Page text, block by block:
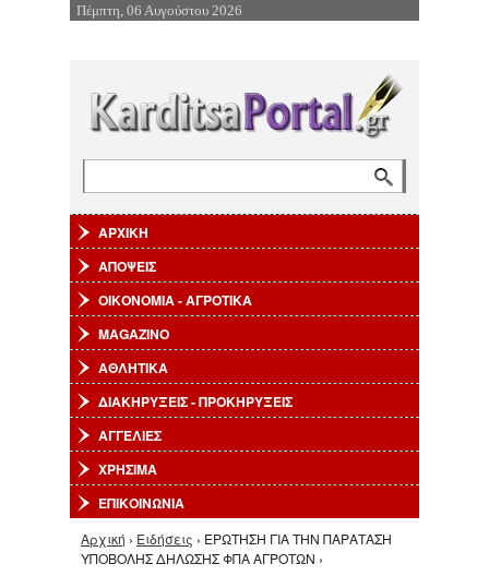
Επιστροφή στην Πλοήγηση
Πέμπτη, 06 Αυγούστου 2026
ΑΡΧΙΚΗ
ΑΠΟΨΕΙΣ
ΟΙΚΟΝΟΜΙΑ - ΑΓΡΟΤΙΚΑ
MAGAZINO
ΑΘΛΗΤΙΚΑ
ΔΙΑΚΗΡΥΞΕΙΣ - ΠΡΟΚΗΡΥΞΕΙΣ
ΑΓΓΕΛΙΕΣ
ΧΡΗΣΙΜΑ
ΕΠΙΚΟΙΝΩΝΙΑ
Είστε εδώ
Αρχική › Ειδήσεις › ΕΡΩΤΗΣΗ ΓΙΑ ΤΗΝ ΠΑΡΑΤΑΣΗ
ΥΠΟΒΟΛΗΣ ΔΗΛΩΣΗΣ ΦΠΑ ΑΓΡΟΤΩΝ ›